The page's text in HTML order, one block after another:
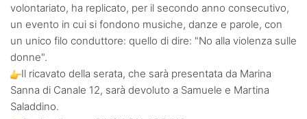
volontariato, ha replicato, per il secondo anno consecutivo,
un evento in cui si fondono musiche, danze e parole, con
un unico filo conduttore: quello di dire: "No alla violenza sulle
donne".
Il ricavato della serata, che sarà presentata da Marina
Sanna di Canale 12, sarà devoluto a Samuele e Martina
Saladdino.